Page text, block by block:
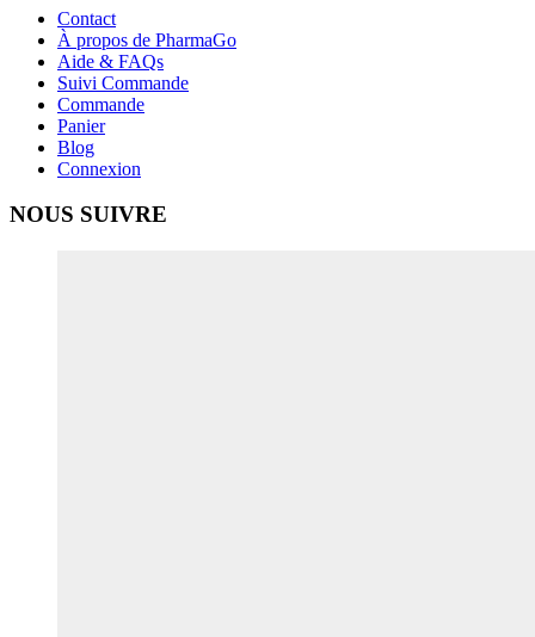
Contact
À propos de PharmaGo
Aide & FAQs
Suivi Commande
Commande
Panier
Blog
Connexion
NOUS SUIVRE